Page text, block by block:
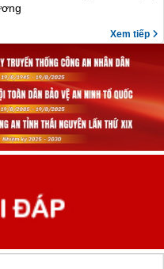
Xem tiếp